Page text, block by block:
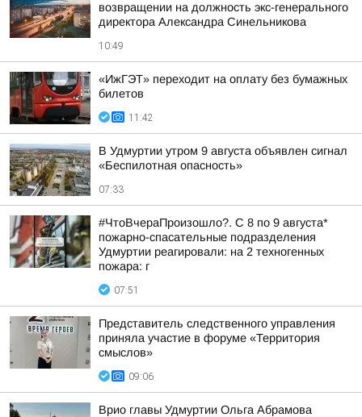
возвращении на должность экс-генерального
директора Александра Синельникова
10:49
«ИжГЭТ» переходит на оплату без бумажных
билетов
11:42
В Удмуртии утром 9 августа объявлен сигнал
«Беспилотная опасность»
07:33
#ЧтоВчераПроизошло?. С 8 по 9 августа*
пожарно-спасательные подразделения
Удмуртии реагировали: на 2 техногенных
пожара: г
07:51
Представитель следственного управления
приняла участие в форуме «Территория
смыслов»
09:06
Врио главы Удмуртии Ольга Абрамова